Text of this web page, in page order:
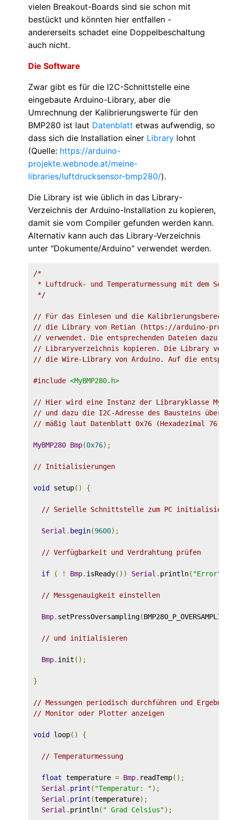
vielen Breakout-Boards sind sie schon mit
bestückt und könnten hier entfallen -
andererseits schadet eine Doppelbeschaltung
auch nicht.
Die Software
Zwar gibt es für die I2C-Schnittstelle eine
eingebaute Arduino-Library, aber die
Umrechnung der Kalibrierungswerte für den
BMP280 ist laut Datenblatt etwas aufwendig, so
dass sich die Installation einer Library lohnt
(Quelle: https://arduino-
projekte.webnode.at/meine-
libraries/luftdrucksensor-bmp280/).
Die Library ist wie üblich in das Library-
Verzeichnis der Arduino-Installation zu kopieren,
damit sie vom Compiler gefunden werden kann.
Alternativ kann auch das Library-Verzeichnis
unter "Dokumente/Arduino" verwendet werden.
/*
* Luftdruck- und Temperaturmessung mit dem
*/
// Für das Einlesen und die
// die Library von Retian (https://arduino-
// verwendet. Die entsprechenden Dateien dazu
// Libraryverzeichnis kopieren. Die Library
// die Wire-Library von Arduino. Auf die
#include <MyBMP280.h>
// Hier wird eine Instanz der Libraryklasse
// und dazu die I2C-Adresse des Bausteins
// mäßig laut Datenblatt 0x76 (Hexadezimal 76).
MyBMP280 Bmp(0x76);
// Initialisierungen
void setup() {
// Serielle Schnittstelle zum PC
Serial . begin(9600);
// Verfügbarkeit und Verdrahtung prüfen
if ( ! Bmp. isReady()) Serial . println( "Error"
// Messgenauigkeit einstellen
Bmp. setPressOversampling(
// und initialisieren
Bmp. init ();
}
// Messungen periodisch durchführen und
// Monitor oder Plotter anzeigen
void loop() {
// Temperaturmessung
float temperature = Bmp. readTemp();
Serial . print ( "Temperatur: ");
Serial . print (temperature);
Serial . println( " Grad Celsius");